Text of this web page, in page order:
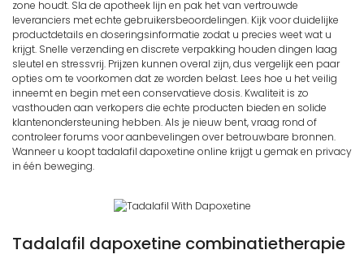
zone houdt. Sla de apotheek lijn en pak het van vertrouwde
leveranciers met echte gebruikersbeoordelingen. Kijk voor duidelijke
productdetails en doseringsinformatie zodat u precies weet wat u
krijgt. Snelle verzending en discrete verpakking houden dingen laag
sleutel en stressvrij. Prijzen kunnen overal zijn, dus vergelijk een paar
opties om te voorkomen dat ze worden belast. Lees hoe u het veilig
inneemt en begin met een conservatieve dosis. Kwaliteit is zo
vasthouden aan verkopers die echte producten bieden en solide
klantenondersteuning hebben. Als je nieuw bent, vraag rond of
controleer forums voor aanbevelingen over betrouwbare bronnen.
Wanneer u koopt tadalafil dapoxetine online krijgt u gemak en privacy
in één beweging.
Tadalafil dapoxetine combinatietherapie